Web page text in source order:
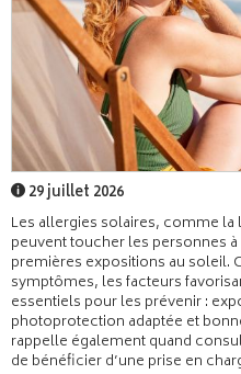
29 juillet 2026
Les allergies solaires, comme
peuvent toucher les personnes
premières expositions au soleil.
symptômes, les facteurs
essentiels pour les prévenir :
photoprotection adaptée et
rappelle également quand
de bénéficier d’une prise en